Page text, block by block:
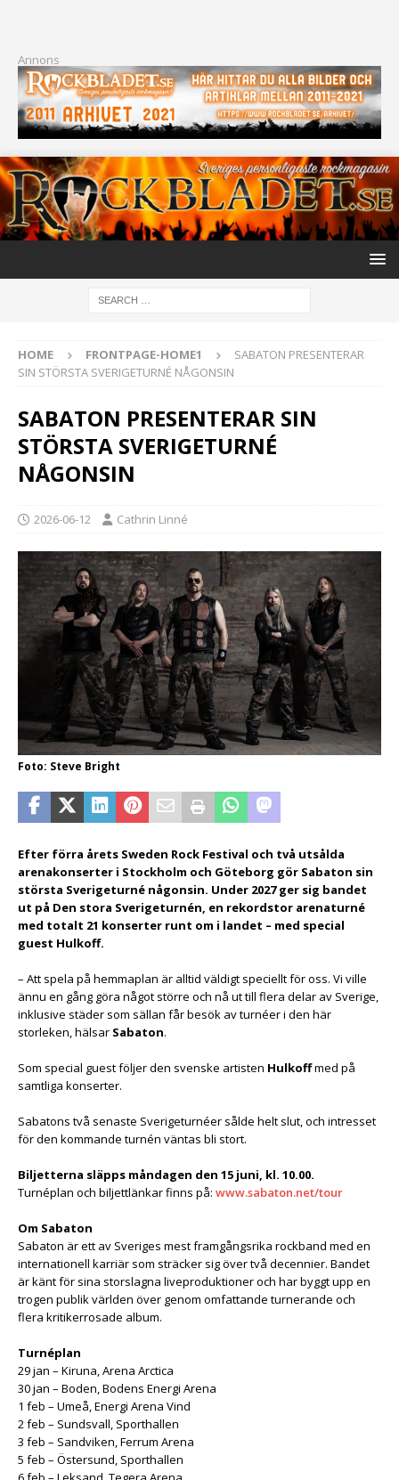
Annons
HOME FRONTPAGE-HOME1
SABATON PRESENTERAR
SIN STÖRSTA SVERIGETURNÉ NÅGONSIN
SABATON PRESENTERAR SIN
STÖRSTA SVERIGETURNÉ
NÅGONSIN
2026-06-12 Cathrin Linné
Foto: Steve Bright
Efter förra årets Sweden Rock Festival och två utsålda
arenakonserter i Stockholm och Göteborg gör Sabaton sin
största Sverigeturné någonsin. Under 2027 ger sig bandet
ut på Den stora Sverigeturnén, en rekordstor arenaturné
med totalt 21 konserter runt om i landet – med special
guest Hulkoff.
– Att spela på hemmaplan är alltid väldigt speciellt för oss. Vi ville
ännu en gång göra något större och nå ut till flera delar av Sverige,
inklusive städer som sällan får besök av turnéer i den här
storleken, hälsar Sabaton.
Som special guest följer den svenske artisten Hulkoffmed på
samtliga konserter.
Sabatons två senaste Sverigeturnéer sålde helt slut, och intresset
för den kommande turnén väntas bli stort.
Biljetterna släpps måndagen den 15 juni, kl. 10.00.
Turnéplan och biljettlänkar finns på: www.sabaton.net/tour
Om Sabaton
Sabaton är ett av Sveriges mest framgångsrika rockband med en
internationell karriär som sträcker sig över två decennier. Bandet
är känt för sina storslagna liveproduktioner och har byggt upp en
trogen publik världen över genom omfattande turnerande och
flera kritikerrosade album.
Turnéplan
29 jan – Kiruna, Arena Arctica
30 jan – Boden, Bodens Energi Arena
1 feb – Umeå, Energi Arena Vind
2 feb – Sundsvall, Sporthallen
3 feb – Sandviken, Ferrum Arena
5 feb – Östersund, Sporthallen